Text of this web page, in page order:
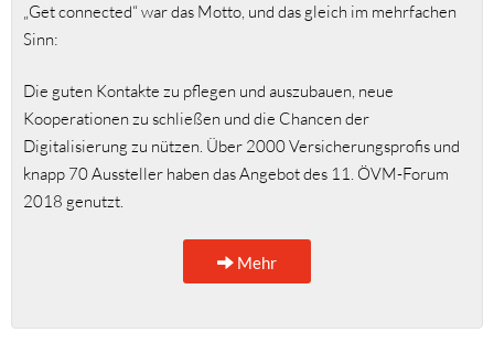
„Get connected“ war das Motto, und das gleich im mehrfachen
Sinn:
Die guten Kontakte zu pflegen und auszubauen, neue
Kooperationen zu schließen und die Chancen der
Digitalisierung zu nützen. Über 2000 Versicherungsprofis und
knapp 70 Aussteller haben das Angebot des 11. ÖVM-Forum
2018 genutzt.
Mehr